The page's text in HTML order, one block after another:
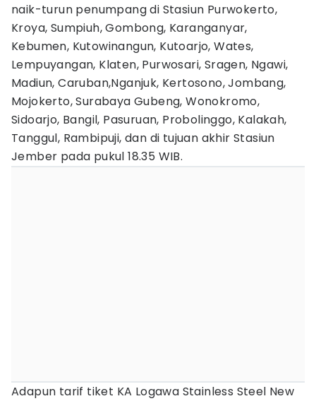
naik-turun penumpang di Stasiun Purwokerto,
Kroya, Sumpiuh, Gombong, Karanganyar,
Kebumen, Kutowinangun, Kutoarjo, Wates,
Lempuyangan, Klaten, Purwosari, Sragen, Ngawi,
Madiun, Caruban,Nganjuk, Kertosono, Jombang,
Mojokerto, Surabaya Gubeng, Wonokromo,
Sidoarjo, Bangil, Pasuruan, Probolinggo, Kalakah,
Tanggul, Rambipuji, dan di tujuan akhir Stasiun
Jember pada pukul 18.35 WIB.
Adapun tarif tiket KA Logawa Stainless Steel New